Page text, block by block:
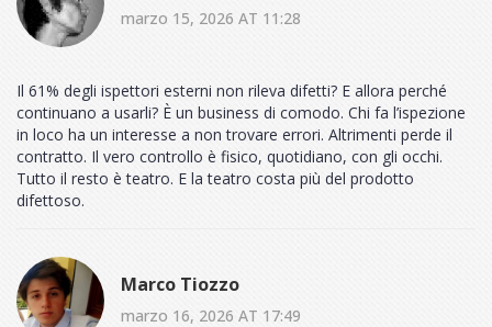
marzo 15, 2026 AT 11:28
Il 61% degli ispettori esterni non rileva difetti? E allora perché
continuano a usarli? È un business di comodo. Chi fa l’ispezione
in loco ha un interesse a non trovare errori. Altrimenti perde il
contratto. Il vero controllo è fisico, quotidiano, con gli occhi.
Tutto il resto è teatro. E la teatro costa più del prodotto
difettoso.
Marco Tiozzo
marzo 16, 2026 AT 17:49